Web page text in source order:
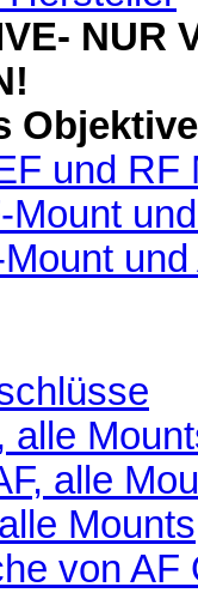
NUR
Objektive
und RF
Mount
alle
alle
Mounts
von AF